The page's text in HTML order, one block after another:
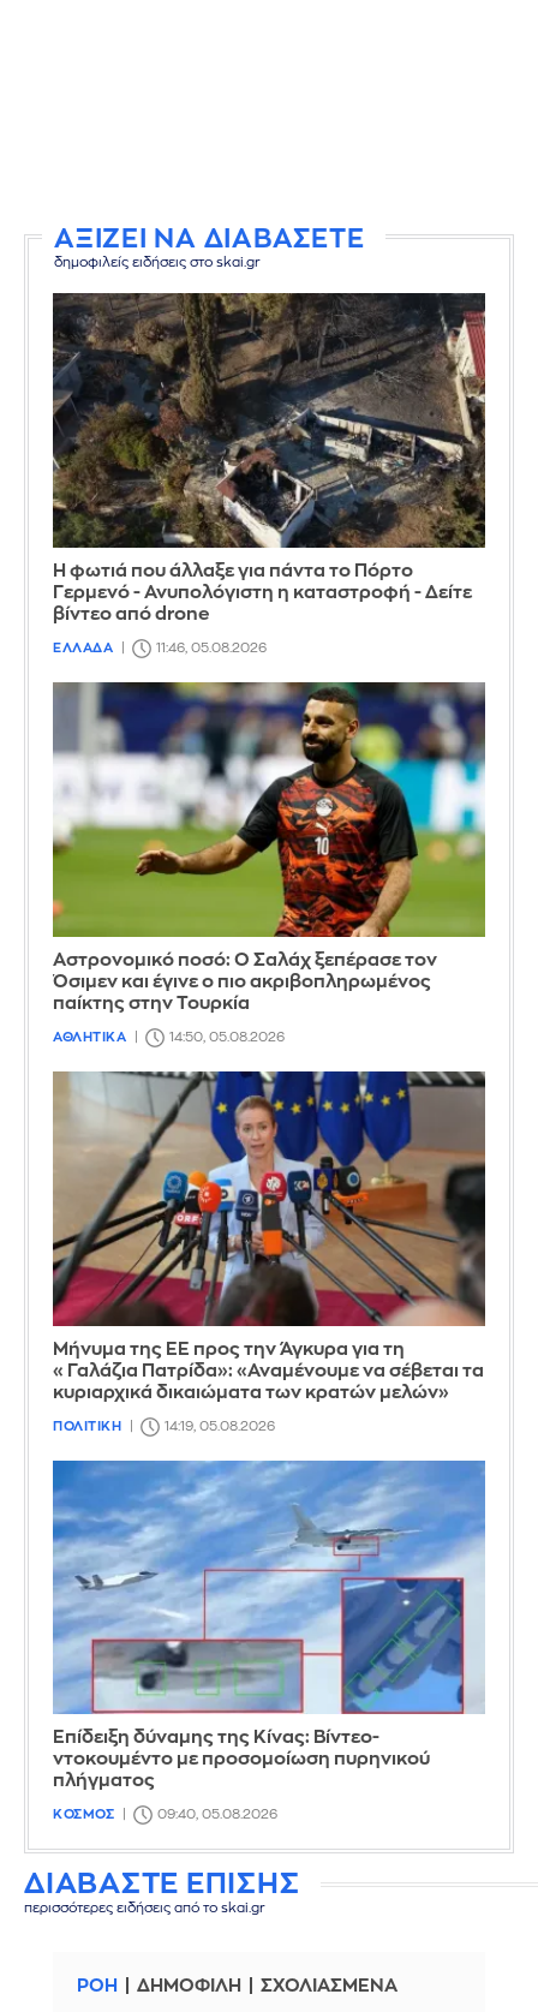
ΑΞΙΖΕΙ ΝΑ ΔΙΑΒΑΣΕΤΕ
δημοφιλείς ειδήσεις στο skai.gr
Η φωτιά που άλλαξε για πάντα το Πόρτο
Γερμενό - Ανυπολόγιστη η καταστροφή - Δείτε
βίντεο από drone
ΕΛΛΑΔΑ 11:46, 05.08.2026
Αστρονομικό ποσό: Ο Σαλάχ ξεπέρασε τον
Όσιμεν και έγινε ο πιο ακριβοπληρωμένος
παίκτης στην Τουρκία
ΑΘΛΗΤΙΚΑ 14:50, 05.08.2026
Μήνυμα της ΕΕ προς την Άγκυρα για τη
«Γαλάζια Πατρίδα»: «Αναμένουμε να σέβεται τα
κυριαρχικά δικαιώματα των κρατών μελών»
ΠΟΛΙΤΙΚΗ 14:19, 05.08.2026
Επίδειξη δύναμης της Κίνας: Βίντεο-
ντοκουμέντο με προσομοίωση πυρηνικού
πλήγματος
ΚΟΣΜΟΣ 09:40, 05.08.2026
ΔΙΑΒΑΣΤΕ ΕΠΙΣΗΣ
περισσότερες ειδήσεις από το skai.gr
ΡΟΗ ΔΗΜΟΦΙΛΗ ΣΧΟΛΙΑΣΜΕΝΑ